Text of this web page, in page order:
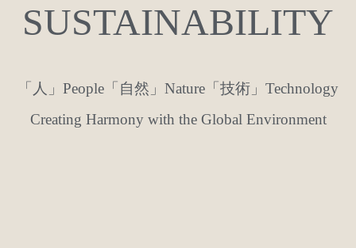
SUSTAINABILITY
「人」People「自然」Nature「技術」Technology
Creating Harmony with the Global Environment